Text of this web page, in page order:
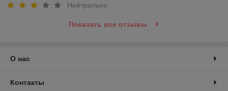
Нейтрально
Показать все отзывы
О нас
Контакты